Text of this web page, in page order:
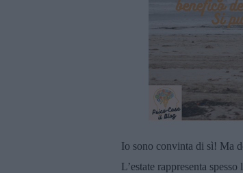
Io sono convinta di sì! Ma
L’estate rappresenta